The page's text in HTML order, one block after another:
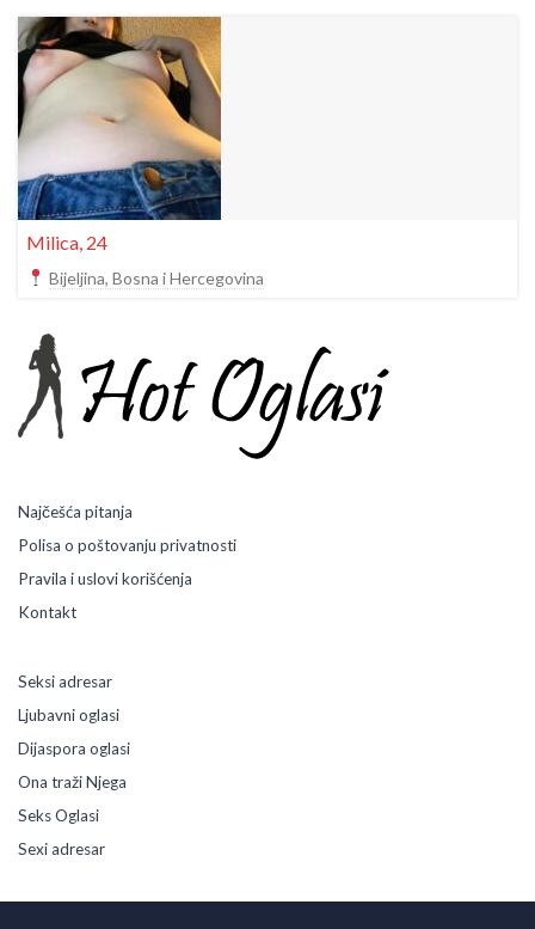
Milica, 24
Bijeljina, Bosna i Hercegovina
Najčešća pitanja
Polisa o poštovanju privatnosti
Pravila i uslovi korišćenja
Kontakt
Seksi adresar
Ljubavni oglasi
Dijaspora oglasi
Ona traži Njega
Seks Oglasi
Sexi adresar